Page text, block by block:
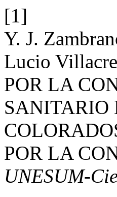
[1]
Y. J.
Lucio
POR LA
SANITARIO
POR LA
UNESUM-